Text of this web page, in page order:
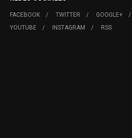
FACEBOOK TWITTER GOOGLE+
YOUTUBE
INSTAGRAM RSS